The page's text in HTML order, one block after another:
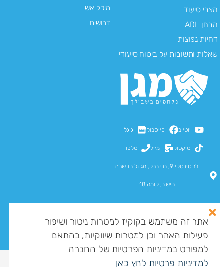
מצבי סיעוד
מבחן ADL
דחיות נפוצות
שאלות ותשובות על ביטוח סיעודי
מיכל אש
דרושים
יוטיוב פייסבוק גוגל
טיקטוק מייל טלפון
ז'בוטינסקי 9, בני ברק, מגדל הכשרת
הישוב, קומה 18
אתר זה משתמש בקוקיז למטרות ניטור ושיפור
פעילות האתר וכן למטרות שיווקיות, בהתאם
למפורט במדיניות הפרטיות של החברה
למדיניות פרטיות לחץ כאן
כל הזכויות שמורות למגן מומחים בע"מ ©מדיניות פרטיות הצהרת נגישות
לסיוע בקבלת קצבת סיעוד